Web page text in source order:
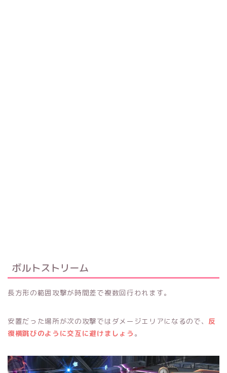
ボルトストリーム
長方形の範囲攻撃が時間差で複数回行われます。
安置だった場所が次の攻撃ではダメージエリアになるので、 反
復横跳びのように交互に避けましょう 。